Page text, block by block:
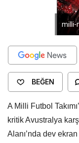
milli-
BEĞEN
A Milli Futbol
kritik Avustralya
Alanı’nda dev